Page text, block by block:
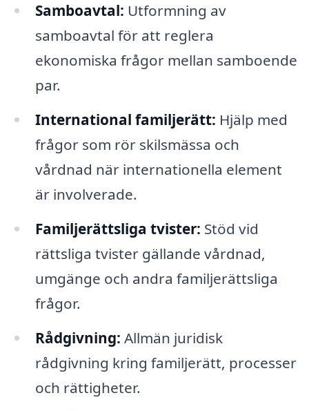
Samboavtal: Utformning av
samboavtal för att reglera
ekonomiska frågor mellan samboende
par.
International familjerätt: Hjälp med
frågor som rör skilsmässa och
vårdnad när internationella element
är involverade.
Familjerättsliga tvister: Stöd vid
rättsliga tvister gällande vårdnad,
umgänge och andra familjerättsliga
frågor.
Rådgivning: Allmän juridisk
rådgivning kring familjerätt, processer
och rättigheter.